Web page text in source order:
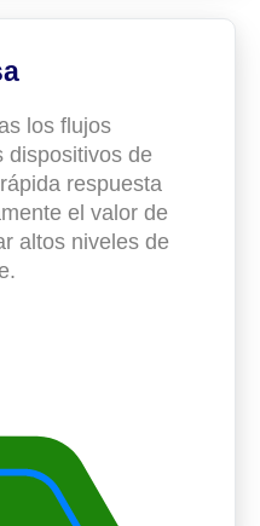
los flujos
dispositivos de
respuesta
el valor de
altos niveles de